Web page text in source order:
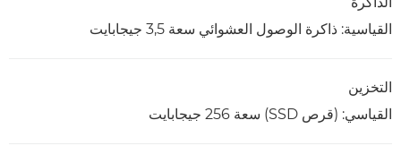
القياسية: ذاكرة الوصول العشوائي سعة 3,5 جيجابايت
التخزين
القياسي: (قرص SSD) سعة 256 جيجابايت